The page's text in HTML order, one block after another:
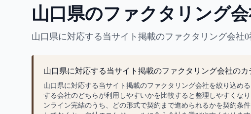
山口県のファクタリング
山口県に対応する当サイト掲載のファクタリング会社
山口県に対応する当サイト掲載のファクタリング会社のカ
山口県に対応する当サイト掲載のファクタリング会社を絞り込め
する会社のどちらが利用しやすいかを比較すると整理しやすくな
ンライン完結のうち、どの形式で契約まで進められるかを契約条